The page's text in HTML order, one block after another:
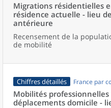
Migrations résidentielles
résidence actuelle - lieu
antérieure
Recensement de la
de mobilité
Chiffres détaillés France par
Mobilités professionnelles
déplacements domicile -